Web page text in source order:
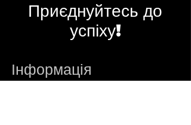
Приєднуйтесь до
успіху!
Інформація
metasalesschool@gmail.com